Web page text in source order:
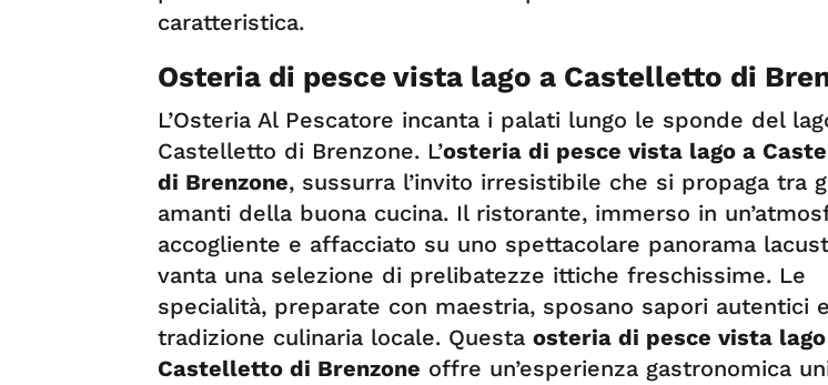
caratteristica.
Osteria di pesce vista lago a Castelletto di
L’Osteria Al Pescatore incanta i palati lungo le sponde del
Castelletto di Brenzone. L’osteria di pesce vista lago a
di Brenzone, sussurra l’invito irresistibile che si propaga tra
amanti della buona cucina. Il ristorante, immerso in
accogliente e affacciato su uno spettacolare panorama
vanta una selezione di prelibatezze ittiche freschissime. Le
specialità, preparate con maestria, sposano sapori autentici e
tradizione culinaria locale. Questa osteria di pesce vista
Castelletto di Brenzone offre un’esperienza gastronomica